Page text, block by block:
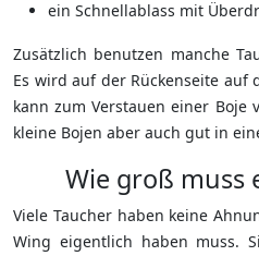
ein Schnellablass mit
Zusätzlich benutzen manche
Es wird auf der Rückenseite auf
kann zum Verstauen einer Boje
kleine Bojen aber auch gut in
Wie groß muss
Viele Taucher haben keine
Wing eigentlich haben muss.